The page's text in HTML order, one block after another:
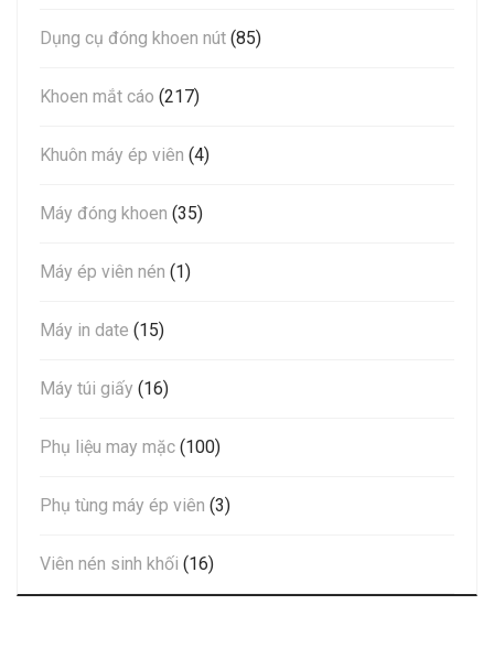
Dụng cụ đóng khoen nút (85)
Khoen mắt cáo (217)
Khuôn máy ép viên (4)
Máy đóng khoen (35)
Máy ép viên nén (1)
Máy in date (15)
Máy túi giấy (16)
Phụ liệu may mặc (100)
Phụ tùng máy ép viên (3)
Viên nén sinh khối (16)